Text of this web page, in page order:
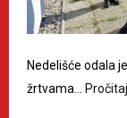
Nedelišće odala
žrtvama…